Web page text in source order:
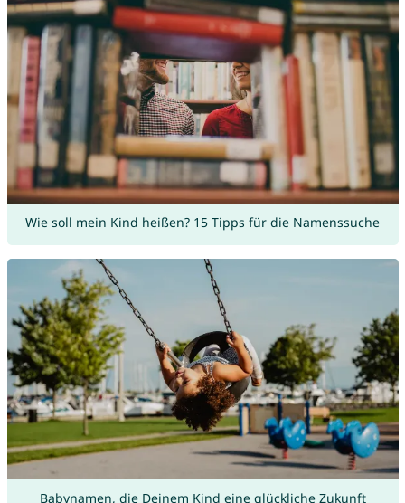
Wie soll mein Kind heißen? 15 Tipps für die Namenssuche
Babynamen, die Deinem Kind eine glückliche Zukunft